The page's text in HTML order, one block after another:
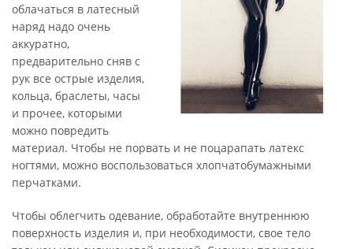
облачаться в латесный
наряд надо очень
аккуратно,
предварительно сняв с
рук все острые изделия,
кольца, браслеты, часы
и прочее, которыми
можно повредить
материал. Чтобы не порвать и не поцарапать латекс
ногтями, можно воспользоваться хлопчатобумажными
перчатками.
Чтобы облегчить одевание, обработайте внутреннюю
поверхность изделия и, при необходимости, свое тело